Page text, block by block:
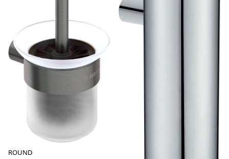
ROUND